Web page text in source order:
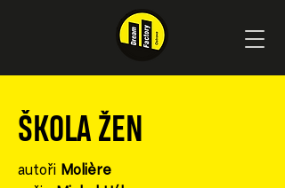
ŠKOLA ŽEN
autoři Molière